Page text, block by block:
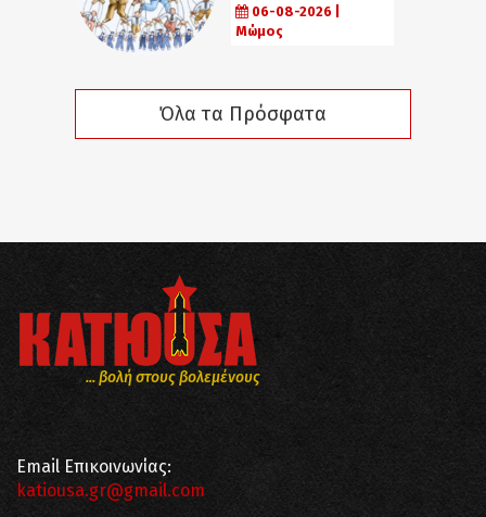
06-08-2026 |
Μώμος
Όλα τα Πρόσφατα
... βολή στους βολεμένους
Email Επικοινωνίας:
katiousa.gr@gmail.com